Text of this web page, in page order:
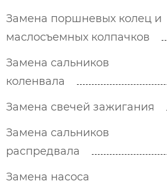
Замена поршневых колец и
маслосъемных колпачков
Замена сальников
коленвала
Замена свечей зажигания
Замена сальников
распредвала
Замена насоса